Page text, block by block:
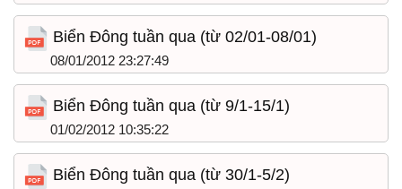
Biển Đông tuần qua (từ 02/01-08/01)
08/01/2012 23:27:49
Biển Đông tuần qua (từ 9/1-15/1)
01/02/2012 10:35:22
Biển Đông tuần qua (từ 30/1-5/2)